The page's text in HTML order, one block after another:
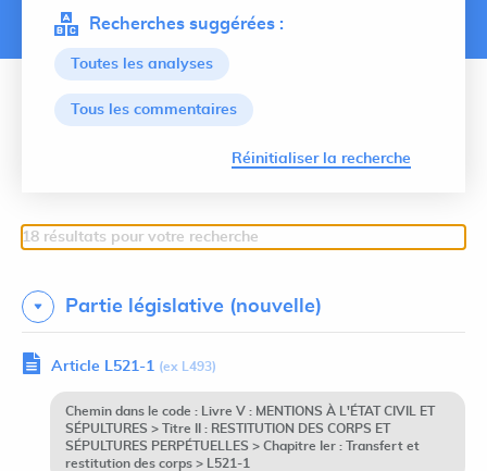
Recherches suggérées :
Toutes les analyses
Tous les commentaires
Réinitialiser la recherche
18 résultats pour votre recherche
Partie législative (nouvelle)
Article L521-1 (ex L493)
Chemin dans le code : Livre V : MENTIONS À L'ÉTAT CIVIL ET
SÉPULTURES > Titre II : RESTITUTION DES CORPS ET
SÉPULTURES PERPÉTUELLES > Chapitre Ier : Transfert et
restitution des corps > L521-1